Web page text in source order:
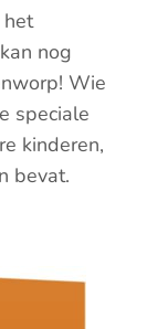
nog
Wie
speciale
kinderen,
bevat.